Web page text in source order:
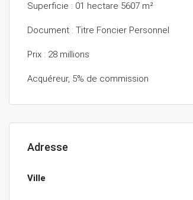
Superficie : 01 hectare 5607 m²
Document : Titre Foncier Personnel
Prix : 28 millions
Acquéreur, 5% de commission
Adresse
Ville